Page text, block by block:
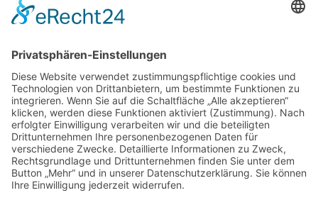
E-Mailinfo@martinushaus.de
Mo?Fr8.30 ? 12.00 Uhr
Mo?Do13.00 ? 16.00 Uhr